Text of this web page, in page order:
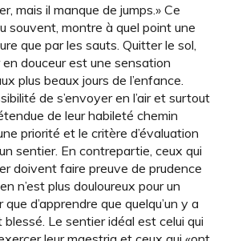
mais il manque de jumps.» Ce
souvent, montre à quel point une
que par les sauts. Quitter le sol,
douceur est une sensation
plus beaux jours de l’enfance.
de s’envoyer en l’air et surtout
de leur habileté chemin
priorité et le critère d’évaluation
sentier. En contrepartie, ceux qui
doivent faire preuve de prudence
n’est plus douloureux pour un
d’apprendre que quelqu’un y a
Le sentier idéal est celui qui